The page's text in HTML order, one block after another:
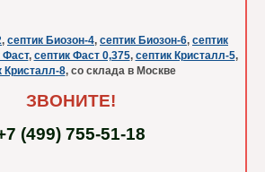
, септик Биозон-4, септик Биозон-6, септик
Фаст, септик Фаст 0,375, септик Кристалл-5,
Кристалл-8, со склада в Москве
ЗВОНИТЕ!
(499) 755-51-18